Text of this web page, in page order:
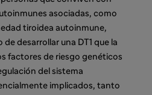
asociadas, como
tiroidea autoinmune,
desarrollar una DT1 que la
factores de riesgo genéticos
del sistema
implicados, tanto